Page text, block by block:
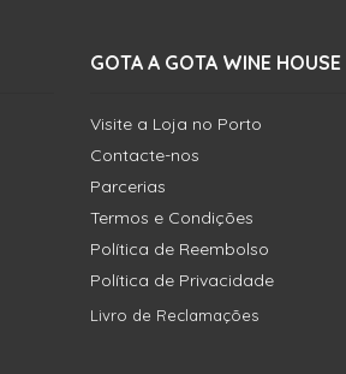
GOTA A GOTA WINE HOUSE
Visite a Loja no Porto
Contacte-nos
Parcerias
Termos e Condições
Política de Reembolso
Política de Privacidade
Livro de Reclamações